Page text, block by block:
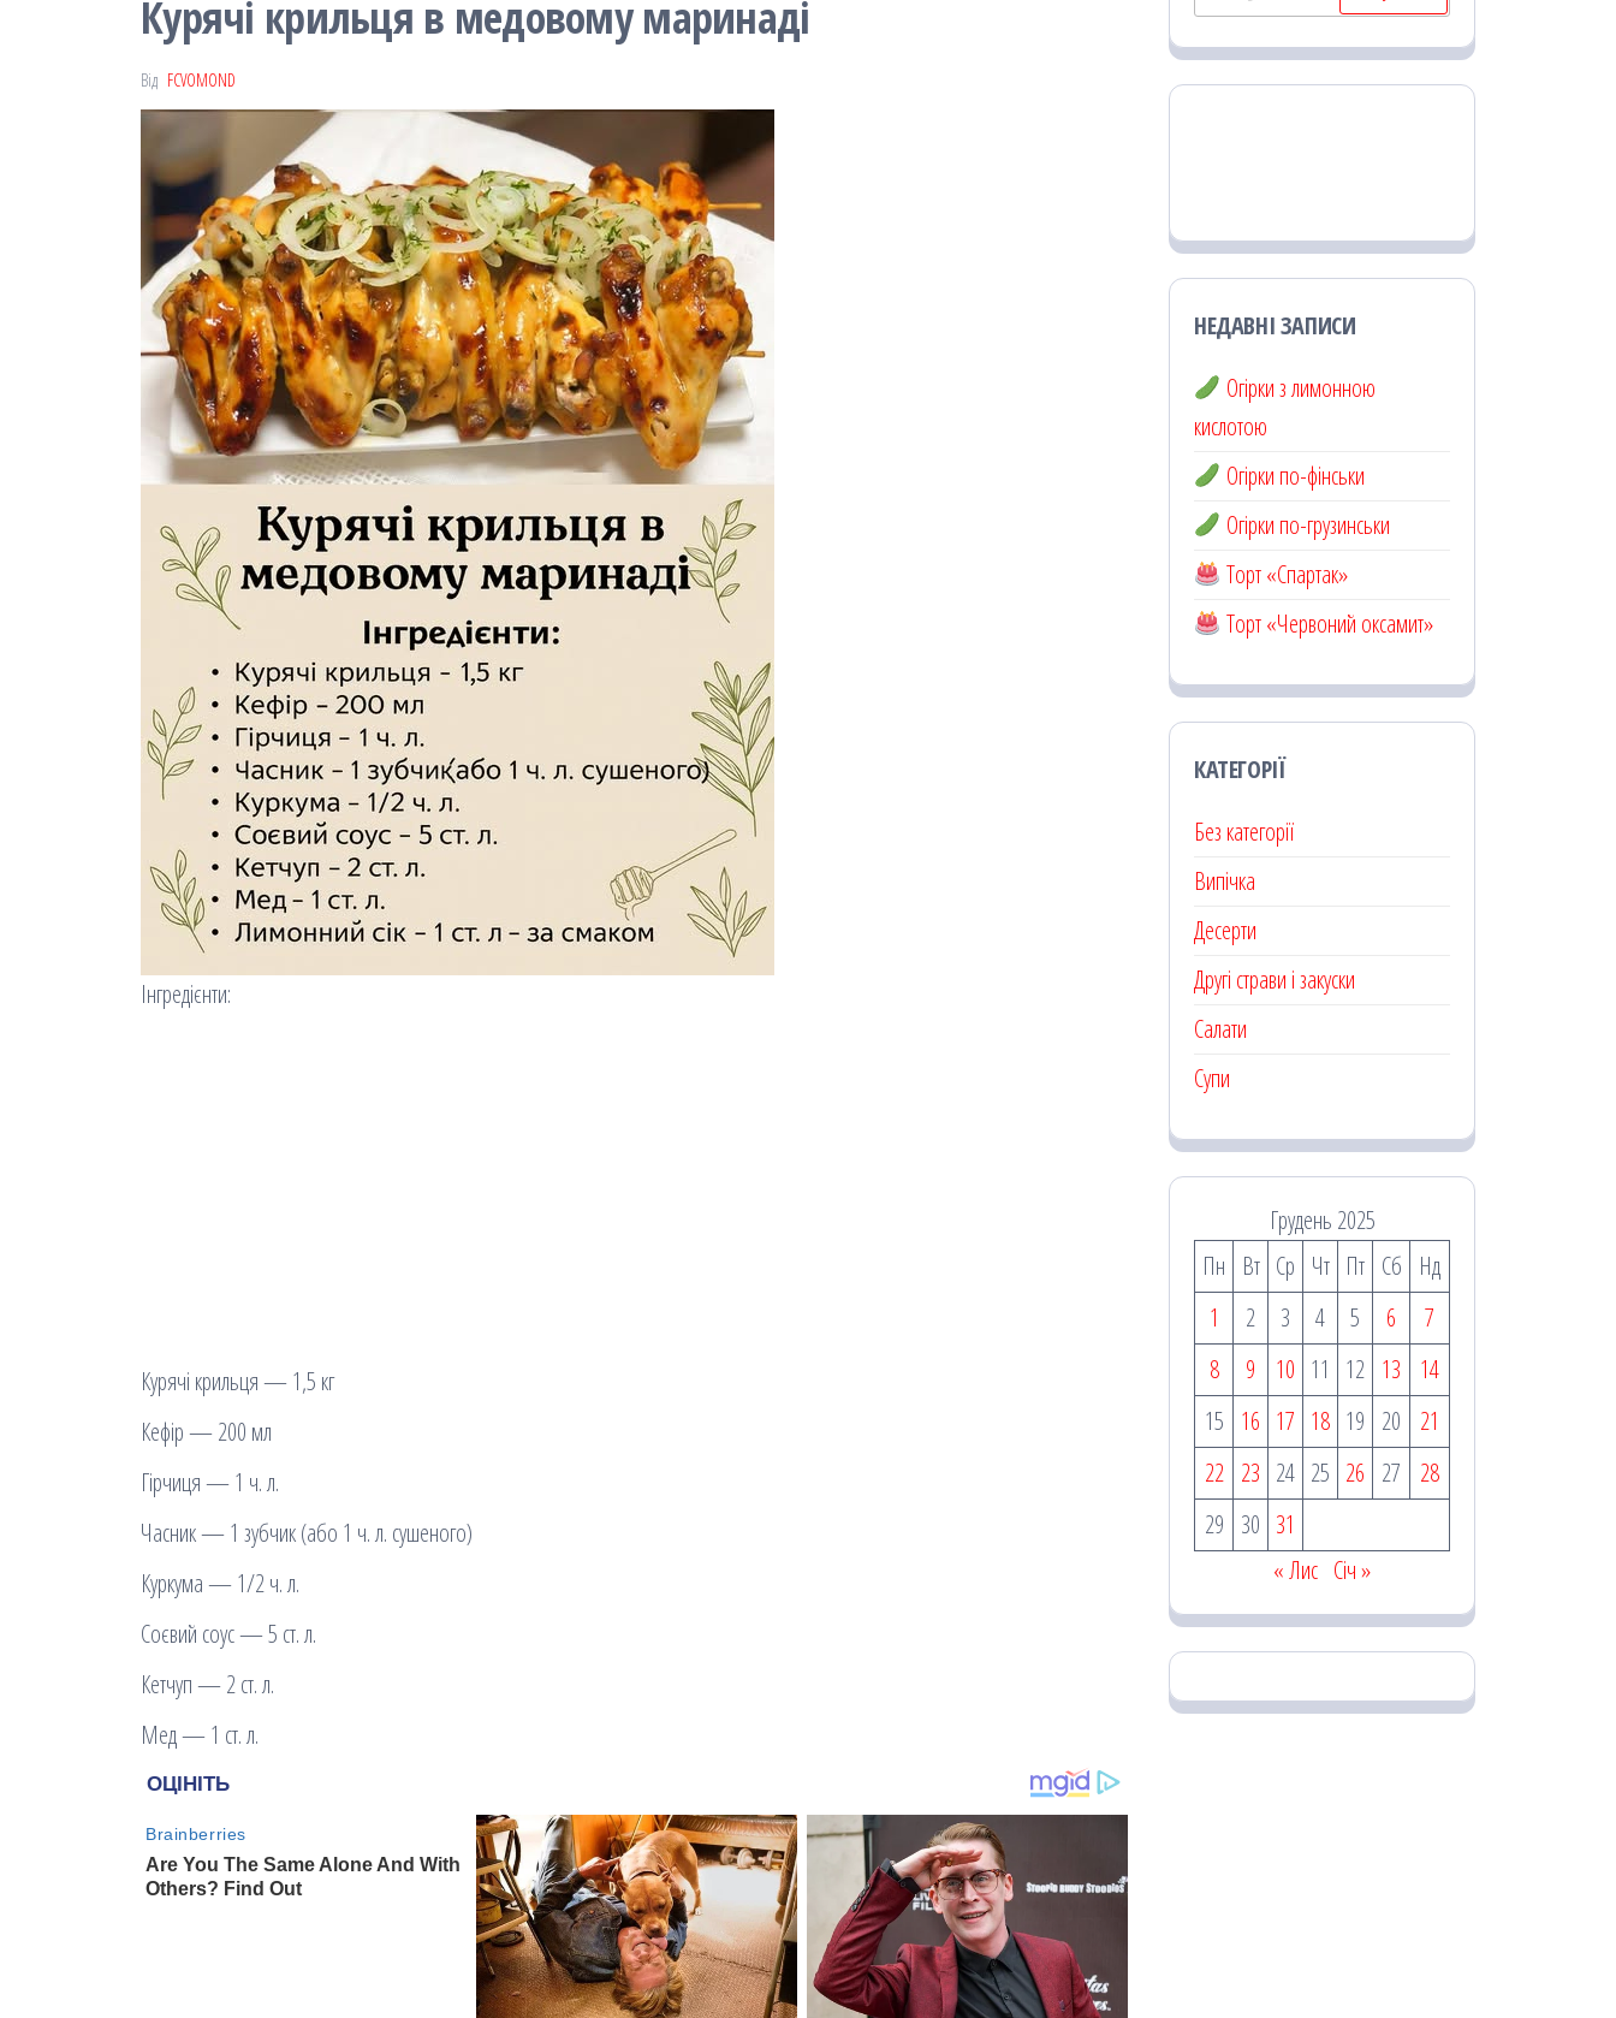
Курячі крильця в медовому маринаді
Від FCVOMOND
Інгредієнти:
Курячі крильця — 1,5 кг
Кефір — 200 мл
Гірчиця — 1 ч. л.
Часник — 1 зубчик (або 1 ч. л. сушеного)
Куркума — 1/2 ч. л.
Соєвий соус — 5 ст. л.
Кетчуп — 2 ст. л.
Мед — 1 ст. л.
НЕДАВНІ ЗАПИСИ
Огірки з лимонною
кислотою
Огірки по-фінськи
Огірки по-грузинськи
Торт «Спартак»
Торт «Червоний оксамит»
КАТЕГОРІЇ
Без категорії
Випічка
Десерти
Другі страви і закуски
Салати
Супи
Грудень 2025
Пн
Вт Ср Чт Пт Сб
Нд
1
2 3 4 5 6
7
8
9 10 11 12 13
14
15 16 17 18 19 20
21
22 23 24 25 26 27
28
29 30 31
« Лис Січ »